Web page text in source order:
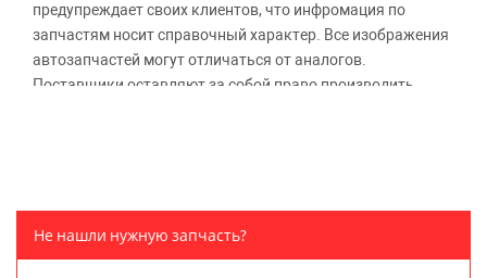
предупреждает своих клиентов, что инфромация по
запчастям носит справочный характер. Все изображения
автозапчастей могут отличаться от аналогов.
Поставщики оставляют за собой право производить
информирование покупателей о применимости запасной
Не нашли нужную запчасть?